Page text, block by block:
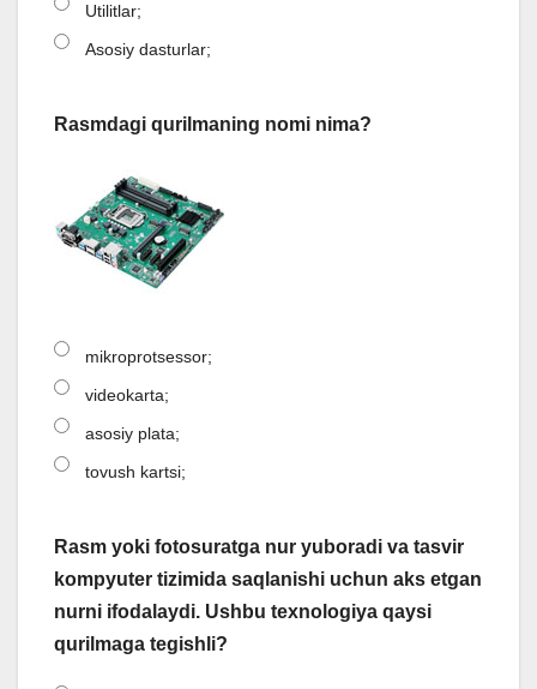
Utilitlar;
Asosiy dasturlar;
Rasmdagi qurilmaning nomi nima?
mikroprotsessor;
videokarta;
asosiy plata;
tovush kartsi;
Rasm yoki fotosuratga nur yuboradi va tasvir
kompyuter tizimida saqlanishi uchun aks etgan
nurni ifodalaydi. Ushbu texnologiya qaysi
qurilmaga tegishli?